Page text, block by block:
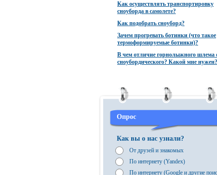
Как осуществлять транспортировку
сноуборда в самолете?
Как подобрать сноуборд?
Зачем прогревать ботинки (что такое
термоформируемые ботинки)?
В чем отличие горнолыжного шлема
сноубордического? Какой мне нужен?
Опрос
Как вы о нас узнали?
От друзей и знакомых
По интернету (Yandex)
По интернету (Google и другие